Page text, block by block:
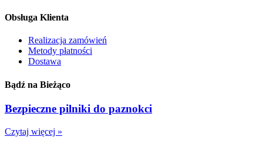
Obsługa Klienta
Realizacja zamówień
Metody płatności
Dostawa
Bądź na Bieżąco
Bezpieczne pilniki do paznokci
Czytaj więcej »